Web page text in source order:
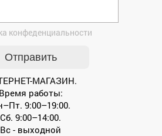
конфеденциальности
МАГАЗИН.
Время работы:
9:00–19:00.
Сб. 9:00–14:00.
Вс - выходной